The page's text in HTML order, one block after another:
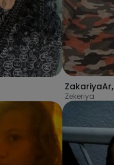
ZakariyaAr,
Zekeriya